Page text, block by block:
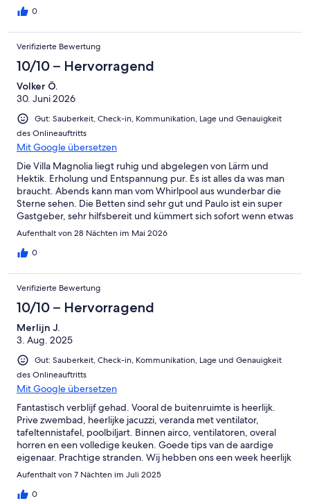
sich nur vorstellen kann. Für die Kinder gibt es jede Menge
kann man morgens den spektakulären Sonnenaufgang
beobachten. Die Küche ist voll ausgestattet, es gibt Internet
und TV, einen Drucker und eine reichhaltige Bibliothek
(portugisisch, englisch). Alles ist sauber und liebevoll
eingerichtet. Der Pool ist gut gepflegt, es gibt sogar eine
Außendusche. Alles ist beleuchtet, sogar am großzügigen BBQ
steht eine Leuchte. Hier könnte man sogar Brot backen. Der
Außenbereich ist sehr großzügig, mit der großen, überdachten
Terrasse, eigenem Volleyballfeld und Parkplatz. Man ist hier für
sich alleine, etwa 15km von Lagos entfernt. Es gab
zwischendurch frische Handtücher, nach Wunsch auch
Bettwäsche. Da bleiben keine Wünsche offen. Wir empfehlen
das Haus gerne weiter und wünschen den zukünftigen
Bewohnern und dem Besitzer und seiner Familie alles Gute.
0
Verifizierte Bewertung
10/10 – Hervorragend
Volker Ö.
30. Juni 2026
Gut: Sauberkeit, Check-in, Kommunikation, Lage und Genauigkeit
des Onlineauftritts
Mit Google übersetzen
Die Villa Magnolia liegt ruhig und abgelegen von Lärm und
Hektik. Erholung und Entspannung pur. Es ist alles da was man
braucht. Abends kann man vom Whirlpool aus wunderbar die
Sterne sehen. Die Betten sind sehr gut und Paulo ist ein super
Gastgeber, sehr hilfsbereit und kümmert sich sofort wenn etwas
fehlt oder nicht funktioniert. Der Empfang war herzlich und
kommen auf jeden Fall wieder.
Aufenthalt von 28 Nächten im Mai 2026
0
Verifizierte Bewertung
10/10 – Hervorragend
Merlijn J.
3. Aug. 2025
Gut: Sauberkeit, Check-in, Kommunikation, Lage und Genauigkeit
des Onlineauftritts
Mit Google übersetzen
Fantastisch verblijf gehad. Vooral de buitenruimte is heerlijk.
Prive zwembad, heerlijke jacuzzi, veranda met ventilator,
tafeltennistafel, poolbiljart. Binnen airco, ventilatoren, overal
horren en een volledige keuken. Goede tips van de aardige
eigenaar. Prachtige stranden. Wij hebben ons een week heerlijk
vermaakt.
Aufenthalt von 7 Nächten im Juli 2025
0